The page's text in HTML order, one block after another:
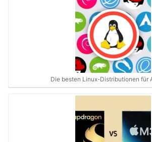
Die besten Linux-Distributionen für